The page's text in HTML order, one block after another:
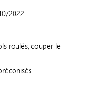
2022
roulés, couper le